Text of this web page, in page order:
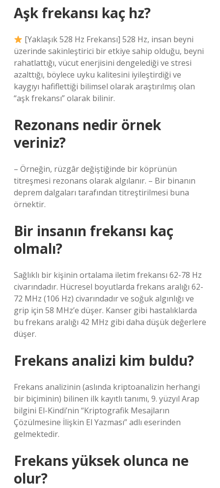
Aşk frekansı kaç hz?
[Yaklaşık 528 Hz Frekansı] 528 Hz, insan beyni
üzerinde sakinleştirici bir etkiye sahip olduğu, beyni
rahatlattığı, vücut enerjisini dengelediği ve stresi
azalttığı, böylece uyku kalitesini iyileştirdiği ve
kaygıyı hafiflettiği bilimsel olarak araştırılmış olan
“aşk frekansı” olarak bilinir.
Rezonans nedir örnek
veriniz?
– Örneğin, rüzgâr değiştiğinde bir köprünün
titreşmesi rezonans olarak algılanır. – Bir binanın
deprem dalgaları tarafından titreştirilmesi buna
örnektir.
Bir insanın frekansı kaç
olmalı?
Sağlıklı bir kişinin ortalama iletim frekansı 62-78 Hz
civarındadır. Hücresel boyutlarda frekans aralığı 62-
72 MHz (106 Hz) civarındadır ve soğuk algınlığı ve
grip için 58 MHz’e düşer. Kanser gibi hastalıklarda
bu frekans aralığı 42 MHz gibi daha düşük değerlere
düşer.
Frekans analizi kim buldu?
Frekans analizinin (aslında kriptoanalizin herhangi
bir biçiminin) bilinen ilk kayıtlı tanımı, 9. yüzyıl Arap
bilgini El-Kindi’nin “Kriptografik Mesajların
Çözülmesine İlişkin El Yazması” adlı eserinden
gelmektedir.
Frekans yüksek olunca ne
olur?